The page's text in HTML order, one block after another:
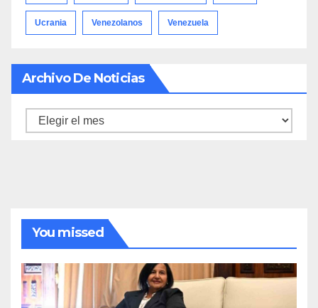
Ucrania Venezolanos Venezuela
Archivo De Noticias
Archivo
You missed